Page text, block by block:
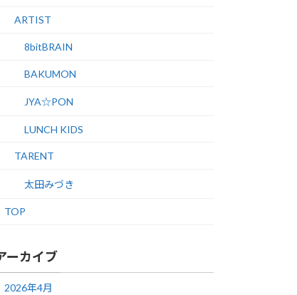
ARTIST
8bitBRAIN
BAKUMON
JYA☆PON
LUNCH KIDS
TARENT
太田みづき
TOP
ーカイブ
2026年4月